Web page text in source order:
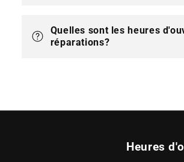
e
Quelles sont les heures
réparations?
Heures